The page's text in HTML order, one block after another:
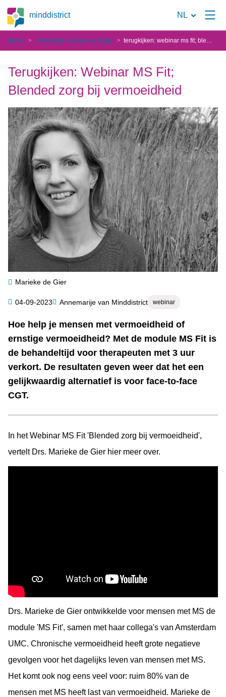
minddistrict
Naar
de
NL
home minddistrict nieuws en blogs terugkijken: webinar ms fit; blended zorg bij vermoeidheid
Terugkijken: Webinar MS Fit;
Blended zorg bij vermoeidheid
Marieke de Gier
04-09-2023 Annemarije van MinddistrictCategorie
webinar
Samenvatting
Hoe help je mensen met vermoeidheid of
ernstige vermoeidheid? Met de module MS Fit is
de behandeltijd voor therapeuten met 3 uur
verkort. De resultaten geven weer dat het een
gelijkwaardig alternatief is voor face-to-face
CGT.
In het Webinar MS Fit 'Blended zorg bij vermoeidheid',
vertelt Drs. Marieke de Gier hier meer over.
Drs. Marieke de Gier ontwikkelde voor mensen met MS de
module 'MS Fit', samen met haar collega's van Amsterdam
UMC. Chronische vermoeidheid heeft grote negatieve
gevolgen voor het dagelijks leven van mensen met MS.
Het komt ook nog eens veel voor: ruim 80% van de
mensen met MS heeft last van vermoeidheid. Marieke de